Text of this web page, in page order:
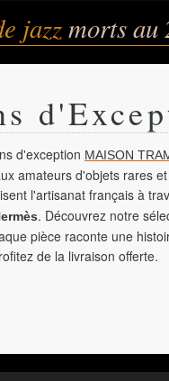
jazzmorts au
d'exception MAISON
amateurs d'objets rares
l'artisanat français à
. Découvrez notre
pièce raconte une
de la livraison offerte.